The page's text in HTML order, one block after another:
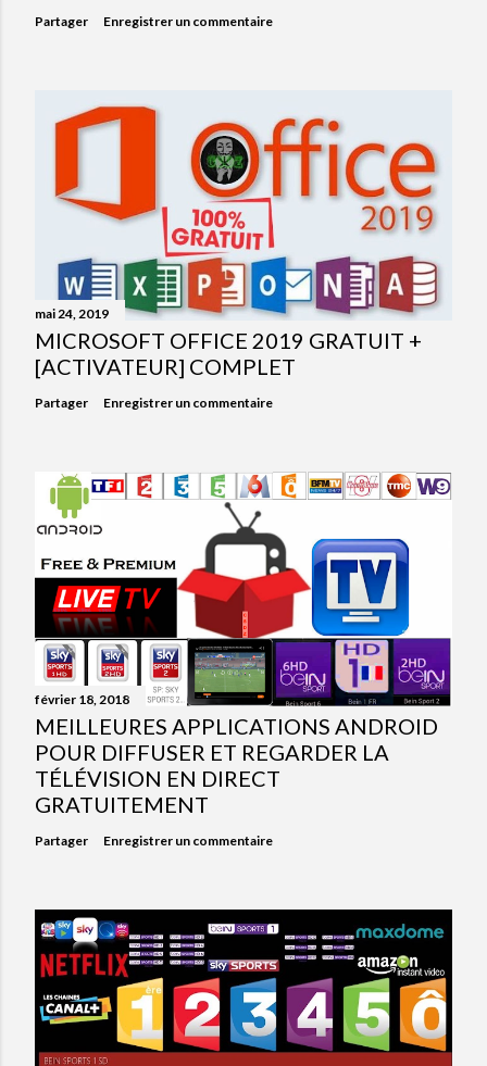
Partager Enregistrer un commentaire
mai 24, 2019
MICROSOFT OFFICE 2019 GRATUIT +
[ACTIVATEUR] COMPLET
Partager Enregistrer un commentaire
février 18, 2018
MEILLEURES APPLICATIONS ANDROID
POUR DIFFUSER ET REGARDER LA
TÉLÉVISION EN DIRECT
GRATUITEMENT
Partager Enregistrer un commentaire